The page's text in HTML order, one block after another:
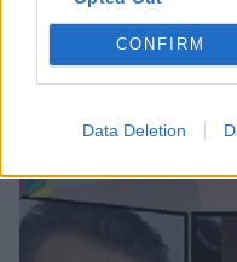
CONFIRM
Data Deletion
«έπιασε»
στη Γλυφάδα